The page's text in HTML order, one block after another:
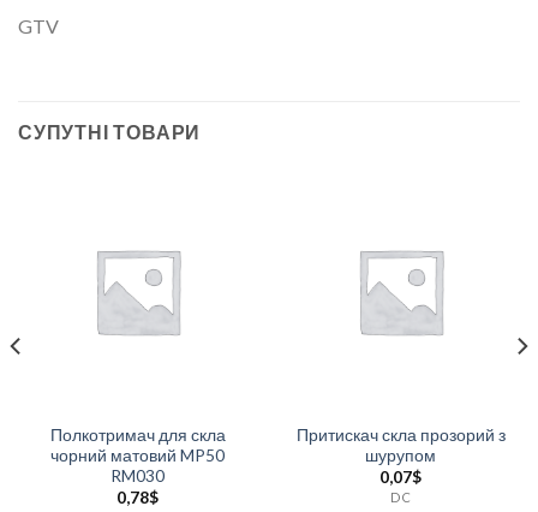
GTV
СУПУТНІ ТОВАРИ
Полкотримач для скла
чорний матовий MP50
RM030
0,78$
Притискач скла прозорий з
шурупом
0,07$
DC